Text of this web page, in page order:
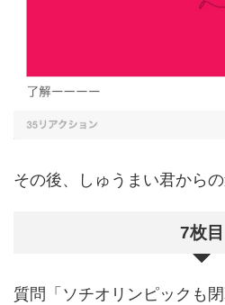
その後、しゅうまい君からの
7枚目
質問「ソチオリンピックも